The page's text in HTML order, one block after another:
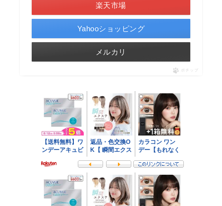
楽天市場
Yahooショッピング
メルカリ
ポチップ